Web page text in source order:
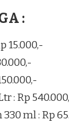
:
15.000,-
: Rp
ml : Rp